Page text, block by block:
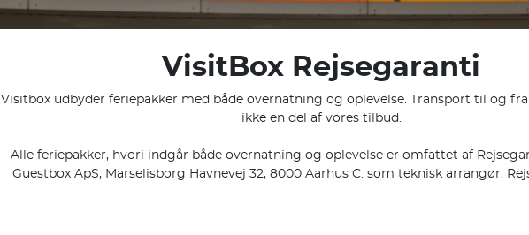
VisitBox Rejsegaranti
Visitbox udbyder feriepakker med både overnatning og oplevelse. Transport til og
ikke en del af vores tilbud.
Alle feriepakker, hvori indgår både overnatning og oplevelse er omfattet af
Guestbox ApS, Marselisborg Havnevej 32, 8000 Aarhus C. som teknisk arrangør.